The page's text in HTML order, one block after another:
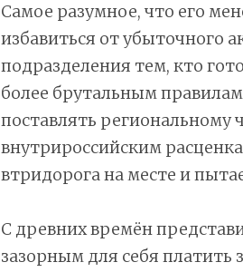
Самое разумное, что его
избавиться от убыточного
подразделения тем, кто
более брутальным
поставлять региональному
внутрироссийским
втридорога на месте и
С древних времён
зазорным для себя платить